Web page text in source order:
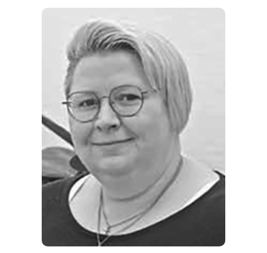
REGIONEN
ORTE
EVENTS
REISEFÜHRER
REISEMAGAZINE